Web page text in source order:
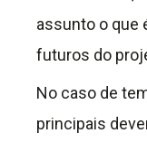
assunto o que
futuros do
No caso de
principais